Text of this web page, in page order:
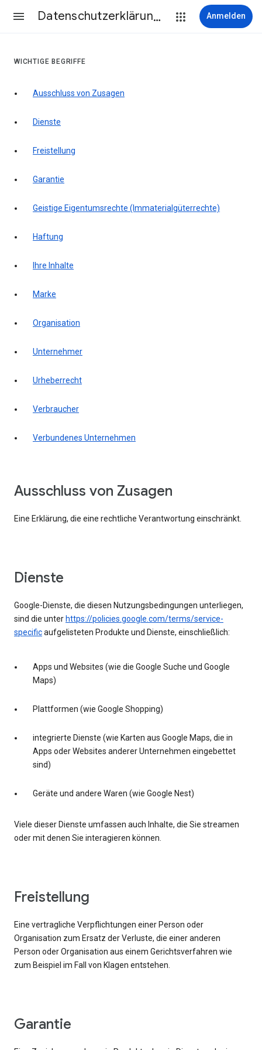
Datenschutzerklärung & Nutzungsbedingungen Anmelden
WICHTIGE BEGRIFFE
Ausschluss von Zusagen
Dienste
Freistellung
Garantie
Geistige Eigentumsrechte (Immaterialgüterrechte)
Haftung
Ihre Inhalte
Marke
Organisation
Unternehmer
Urheberrecht
Verbraucher
Verbundenes Unternehmen
Ausschluss von Zusagen
Eine Erklärung, die eine rechtliche Verantwortung einschränkt.
Dienste
Google-Dienste, die diesen Nutzungsbedingungen unterliegen,
sind die unter https://policies.google.com/terms/service-
specificaufgelisteten Produkte und Dienste, einschließlich:
Apps und Websites (wie die Google Suche und Google
Maps)
Plattformen (wie Google Shopping)
integrierte Dienste (wie Karten aus Google Maps, die in
Apps oder Websites anderer Unternehmen eingebettet
sind)
Geräte und andere Waren (wie Google Nest)
Viele dieser Dienste umfassen auch Inhalte, die Sie streamen
oder mit denen Sie interagieren können.
Freistellung
Eine vertragliche Verpflichtungen einer Person oder
Organisation zum Ersatz der Verluste, die einer anderen
Person oder Organisation aus einem Gerichtsverfahren wie
zum Beispiel im Fall von Klagen entstehen.
Garantie